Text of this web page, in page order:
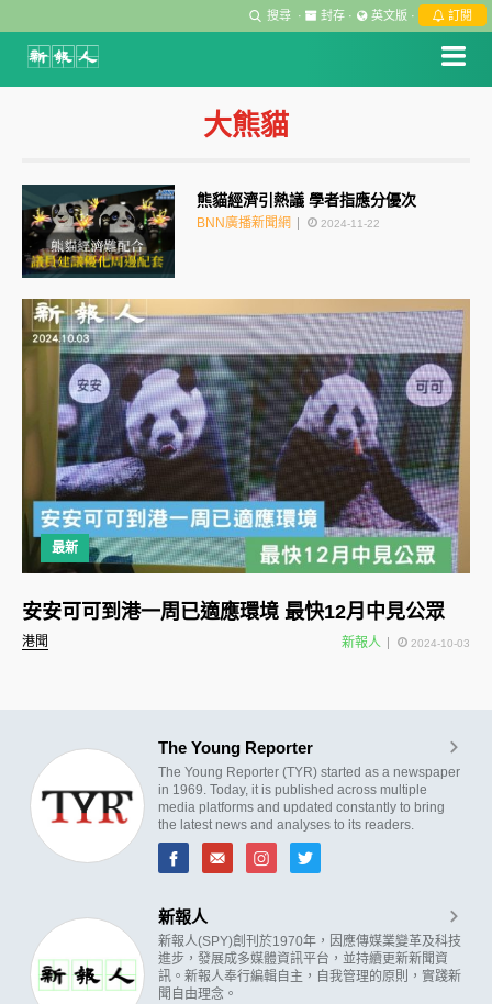
搜尋 · 封存 · 英文版 · 訂閱
大熊貓
熊貓經濟引熱議 學者指應分優次
BNN廣播新聞網 2024-11-22
最新
港聞
安安可可到港一周已適應環境 最快12月中見公眾
新報人 2024-10-03
The Young Reporter
The Young Reporter (TYR) started as a newspaper
in 1969. Today, it is published across multiple
media platforms and updated constantly to bring
the latest news and analyses to its readers.
新報人
新報人(SPY)創刊於1970年，因應傳媒業變革及科技
進步，發展成多媒體資訊平台，並持續更新新聞資
訊。新報人奉行編輯自主，自我管理的原則，實踐新
聞自由理念。